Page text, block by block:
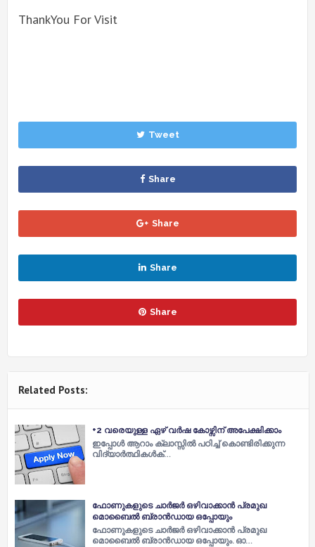
ThankYou For Visit
Tweet
Share
Share
Share
Share
Related Posts:
+2 വരെയുള്ള ഏഴ് വര്‍ഷ കോഴ്സിന് അപേക്ഷിക്കാം
ഇപ്പോള്‍ ആറാം ക്ലാസ്സില്‍ പഠിച്ച്‌ കൊണ്ടിരിക്കുന്ന
വിദ്യാര്‍ത്ഥികള്‍ക്…
ഫോണുകളുടെ ചാര്‍ജര്‍ ഒഴിവാക്കാന്‍ പ്രമുഖ
മൊബൈല്‍ ബ്രാന്‍ഡായ ഒപ്പോയും
ഫോണുകളുടെ ചാര്‍ജര്‍ ഒഴിവാക്കാന്‍ പ്രമുഖ
മൊബൈല്‍ ബ്രാന്‍ഡായ ഒപ്പോയും. ഓ…